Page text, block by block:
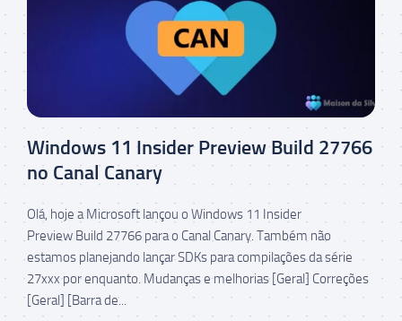
Windows 11 Insider Preview Build 27766
no Canal Canary
Olá, hoje a Microsoft lançou o Windows 11 Insider
Preview Build 27766 para o Canal Canary. Também não
estamos planejando lançar SDKs para compilações da série
27xxx por enquanto. Mudanças e melhorias [Geral] Correções
[Geral] [Barra de...